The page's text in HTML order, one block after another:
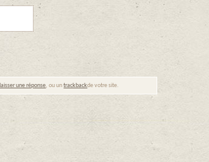
laisser une réponse, ou untrackbackde votre site.